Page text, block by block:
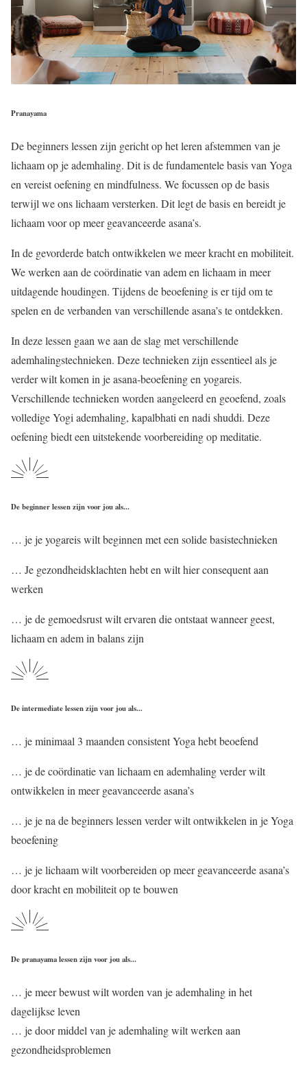
Pranayama
De beginners lessen zijn gericht op het leren afstemmen van je
lichaam op je ademhaling. Dit is de fundamentele basis van Yoga
en vereist oefening en mindfulness. We focussen op de basis
terwijl we ons lichaam versterken. Dit legt de basis en bereidt je
lichaam voor op meer geavanceerde asana’s.
In de gevorderde batch ontwikkelen we meer kracht en mobiliteit.
We werken aan de coördinatie van adem en lichaam in meer
uitdagende houdingen. Tijdens de beoefening is er tijd om te
spelen en de verbanden van verschillende asana’s te ontdekken.
In deze lessen gaan we aan de slag met verschillende
ademhalingstechnieken. Deze technieken zijn essentieel als je
verder wilt komen in je asana-beoefening en yogareis.
Verschillende technieken worden aangeleerd en geoefend, zoals
volledige Yogi ademhaling, kapalbhati en nadi shuddi. Deze
oefening biedt een uitstekende voorbereiding op meditatie.
De beginner lessen zijn voor jou als...
… je je yogareis wilt beginnen met een solide basistechnieken
… Je gezondheidsklachten hebt en wilt hier consequent aan
werken
… je de gemoedsrust wilt ervaren die ontstaat wanneer geest,
lichaam en adem in balans zijn
De intermediate lessen zijn voor jou als...
… je minimaal 3 maanden consistent Yoga hebt beoefend
… je de coördinatie van lichaam en ademhaling verder wilt
ontwikkelen in meer geavanceerde asana’s
… je je na de beginners lessen verder wilt ontwikkelen in je Yoga
beoefening
… je je lichaam wilt voorbereiden op meer geavanceerde asana’s
door kracht en mobiliteit op te bouwen
De pranayama lessen zijn voor jou als...
… je meer bewust wilt worden van je ademhaling in het
dagelijkse leven
… je door middel van je ademhaling wilt werken aan
gezondheidsproblemen